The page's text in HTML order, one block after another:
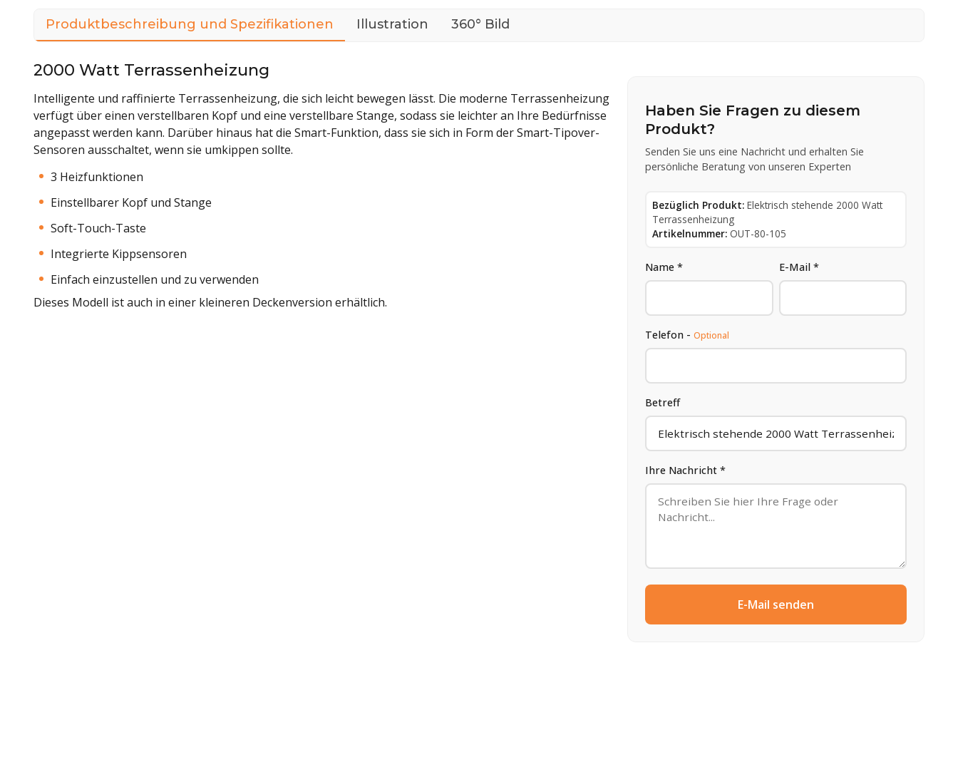
Produktbeschreibung und Spezifikationen Illustration 360° Bild
2000 Watt Terrassenheizung
Intelligente und raffinierte Terrassenheizung, die sich leicht bewegen lässt. Die moderne Terrassenheizung
verfügt über einen verstellbaren Kopf und eine verstellbare Stange, sodass sie leichter an Ihre Bedürfnisse
angepasst werden kann. Darüber hinaus hat die Smart-Funktion, dass sie sich in Form der Smart-Tipover-
Sensoren ausschaltet, wenn sie umkippen sollte.
3 Heizfunktionen
Einstellbarer Kopf und Stange
Soft-Touch-Taste
Integrierte Kippsensoren
Einfach einzustellen und zu verwenden
Dieses Modell ist auch in einer kleineren Deckenversion erhältlich.
Haben Sie Fragen zu diesem
Produkt?
Senden Sie uns eine Nachricht und erhalten Sie
persönliche Beratung von unseren Experten
Bezüglich Produkt: Elektrisch stehende 2000 Watt
Terrassenheizung
Artikelnummer: OUT-80-105
Name * E-Mail *
Telefon -Optional
Betreff
Ihre Nachricht *
E-Mail senden